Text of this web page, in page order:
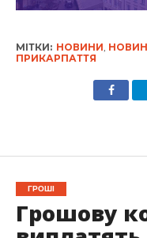
МІТКИ: НОВИНИ
ПРИКАРПАТТЯ
ГРОШІ
Грошову